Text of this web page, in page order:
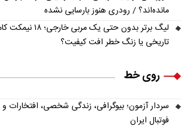
مانده‌اند؟ / رودری هنوز بارسایی نشده
لیگ برتر بدون حتی
تاریخی یا زنگ خطر افت کیفیت؟
روی خط
سردار آزمون؛ بیوگرافی، زندگی شخصی،
فوتبال ایران